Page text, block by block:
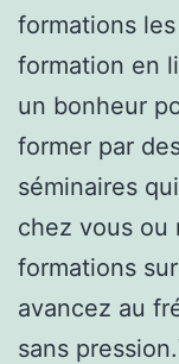
formations
formation en
un bonheur
former par
séminaires
chez vous ou
formations
avancez au
sans